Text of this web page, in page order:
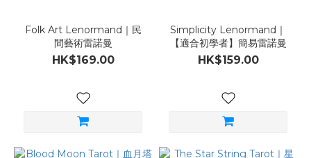
Folk Art Lenormand｜民
間藝術雷諾曼
HK$169.00
Simplicity Lenormand｜
【適合初學者】簡易雷諾曼
HK$159.00